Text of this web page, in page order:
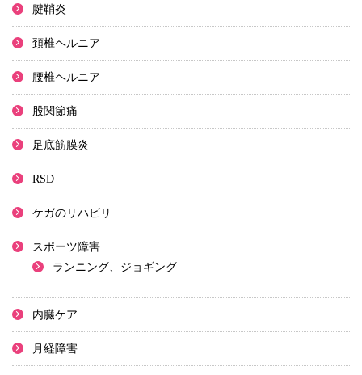
腱鞘炎
頚椎ヘルニア
腰椎ヘルニア
股関節痛
足底筋膜炎
RSD
ケガのリハビリ
スポーツ障害
ランニング、ジョギング
内臓ケア
月経障害